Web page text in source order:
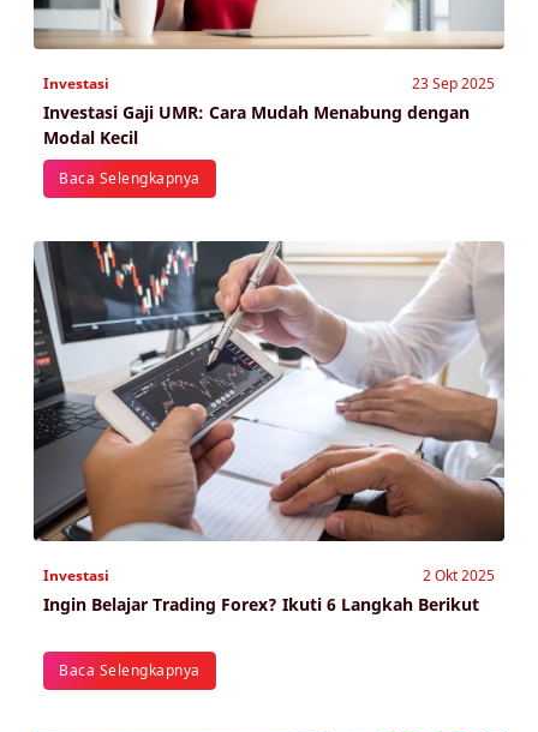
Investasi 23 Sep 2025
Investasi Gaji UMR: Cara Mudah Menabung dengan
Modal Kecil
Baca Selengkapnya
Investasi 2 Okt 2025
Ingin Belajar Trading Forex? Ikuti 6 Langkah Berikut
Baca Selengkapnya